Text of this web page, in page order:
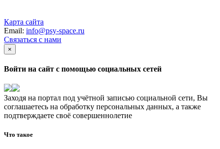
Карта сайта
Email: info@psy-space.ru
Связаться с нами
×
Войти на сайт с помощью социальных сетей
Заходя на портал под учётной записью социальной сети, Вы
соглашаетесь на обработку персональных данных, а также
подтверждаете своё совершеннолетие
Что такое